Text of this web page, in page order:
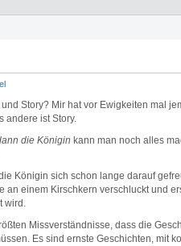
Story? Mir hat vor Ewigkeiten mal
andere ist Story.
die Königin kann man noch alles
Königin sich schon lange darauf
an einem Kirschkern verschluckt und
wird.
Missverständnisse, dass die
Es sind ernste Geschichten, mit